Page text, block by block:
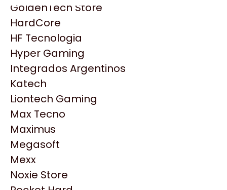
HP
HyperX
INNO3D
Intel
Kingston
Lenovo
Logitech
MSI
NVIDIA GeForce
NZXT
PNY
Palit
GoldenTech Store
HardCore
HF Tecnologia
Hyper Gaming
Integrados Argentinos
Katech
Liontech Gaming
Max Tecno
Maximus
Megasoft
Mexx
Noxie Store
Productos